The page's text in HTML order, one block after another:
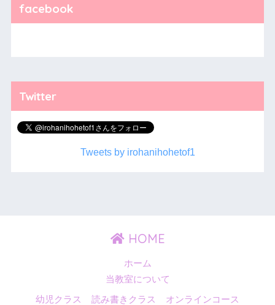
facebook
Twitter
Tweets by irohanihohetof1
HOME
ホーム
当教室について
幼児クラス 読み書きクラス オンラインコース